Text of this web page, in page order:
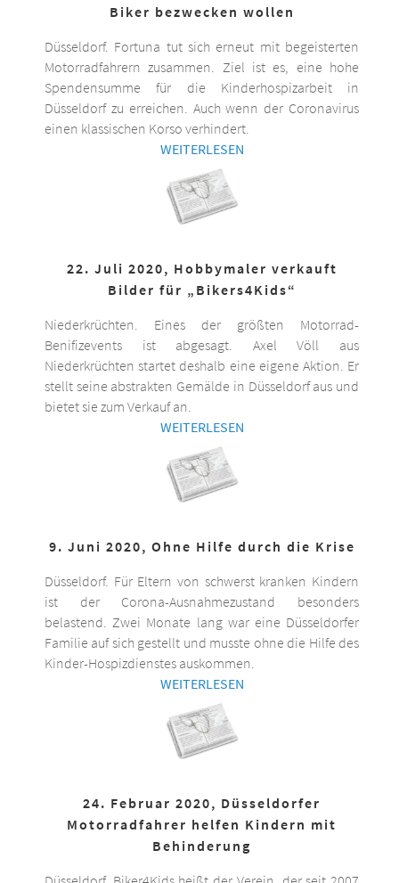
Biker bezwecken wollen
Düsseldorf. Fortuna tut sich erneut mit begeisterten
Motorradfahrern zusammen. Ziel ist es, eine hohe
Spendensumme für die Kinderhospizarbeit in
Düsseldorf zu erreichen. Auch wenn der Coronavirus
einen klassischen Korso verhindert.
WEITERLESEN
22. Juli 2020, Hobbymaler verkauft
Bilder für „Bikers4Kids“
Niederkrüchten. Eines der größten Motorrad-
Benifizevents ist abgesagt. Axel Völl aus
Niederkrüchten startet deshalb eine eigene Aktion. Er
stellt seine abstrakten Gemälde in Düsseldorf aus und
bietet sie zum Verkauf an.
WEITERLESEN
9. Juni 2020, Ohne Hilfe durch die Krise
Düsseldorf. Für Eltern von schwerst kranken Kindern
ist der Corona-Ausnahmezustand besonders
belastend. Zwei Monate lang war eine Düsseldorfer
Familie auf sich gestellt und musste ohne die Hilfe des
Kinder-Hospizdienstes auskommen.
WEITERLESEN
24. Februar 2020, Düsseldorfer
Motorradfahrer helfen Kindern mit
Behinderung